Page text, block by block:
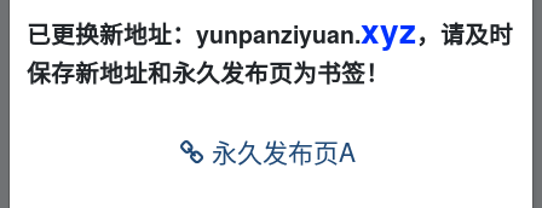
← 漫步星空 2021-10-6
经典老歌合集
国庆节福利走一bfy系列陪你过节日！
已更换新地址：yunpanziyuan.xyz，请及时
保存新地址和永久发布页为书签！
永久发布页A